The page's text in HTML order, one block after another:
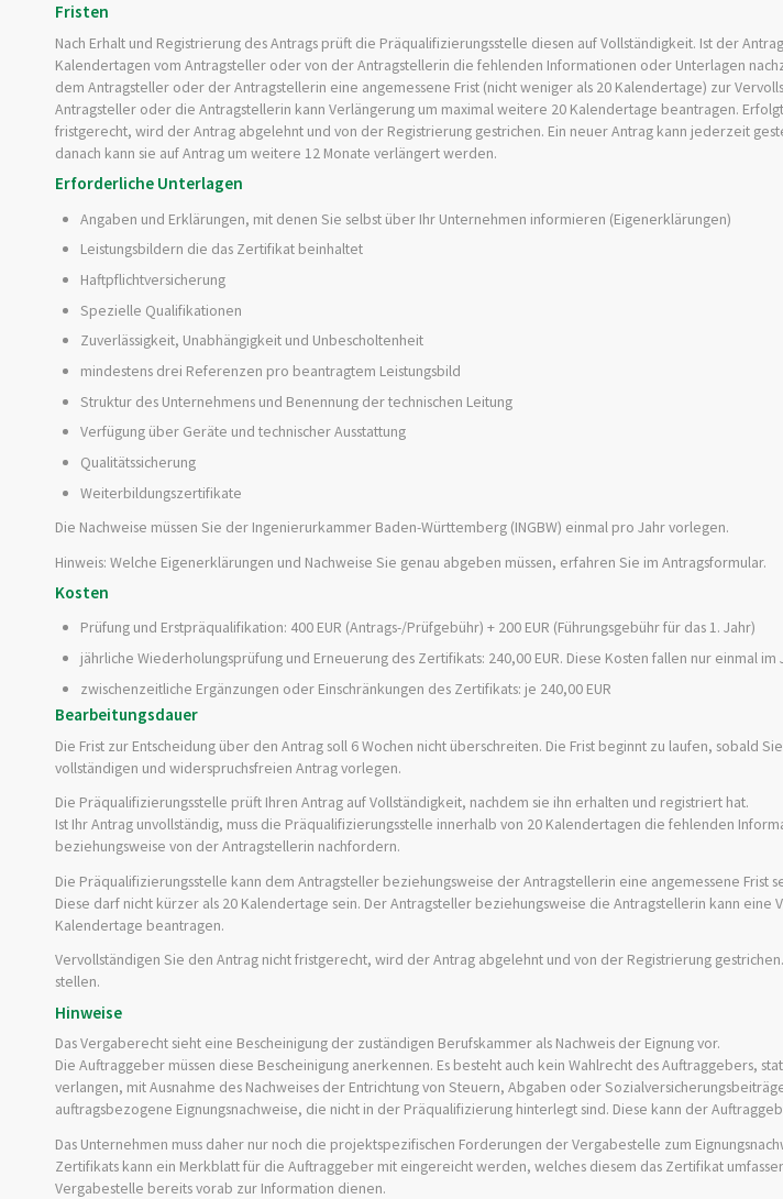
Fristen
Nach Erhalt und Registrierung des Antrags prüft die Präqualifizierungsstelle diesen auf Vollständigkeit. Ist der
Kalendertagen vom Antragsteller oder von der Antragstellerin die fehlenden Informationen oder Unterlagen
dem Antragsteller oder der Antragstellerin eine angemessene Frist (nicht weniger als 20 Kalendertage) zur
Antragsteller oder die Antragstellerin kann Verlängerung um maximal weitere 20 Kalendertage beantragen.
fristgerecht, wird der Antrag abgelehnt und von der Registrierung gestrichen. Ein neuer Antrag kann jederzeit
danach kann sie auf Antrag um weitere 12 Monate verlängert werden.
Erforderliche Unterlagen
Angaben und Erklärungen, mit denen Sie selbst über Ihr Unternehmen informieren (Eigenerklärungen)
Leistungsbildern die das Zertifikat beinhaltet
Haftpflichtversicherung
Spezielle Qualifikationen
Zuverlässigkeit, Unabhängigkeit und Unbescholtenheit
mindestens drei Referenzen pro beantragtem Leistungsbild
Struktur des Unternehmens und Benennung der technischen Leitung
Verfügung über Geräte und technischer Ausstattung
Qualitätssicherung
Weiterbildungszertifikate
Die Nachweise müssen Sie der Ingenierurkammer Baden-Württemberg (INGBW) einmal pro Jahr vorlegen.
Hinweis: Welche Eigenerklärungen und Nachweise Sie genau abgeben müssen, erfahren Sie im Antragsformular.
Kosten
Prüfung und Erstpräqualifikation: 400 EUR (Antrags-/Prüfgebühr) + 200 EUR (Führungsgebühr für das 1. Jahr)
jährliche Wiederholungsprüfung und Erneuerung des Zertifikats: 240,00 EUR. Diese Kosten fallen nur einmal im
zwischenzeitliche Ergänzungen oder Einschränkungen des Zertifikats: je 240,00 EUR
Bearbeitungsdauer
Die Frist zur Entscheidung über den Antrag soll 6 Wochen nicht überschreiten. Die Frist beginnt zu laufen, sobald
vollständigen und widerspruchsfreien Antrag vorlegen.
Die Präqualifizierungsstelle prüft Ihren Antrag auf Vollständigkeit, nachdem sie ihn erhalten und registriert hat.
Ist Ihr Antrag unvollständig, muss die Präqualifizierungsstelle innerhalb von 20 Kalendertagen die fehlenden
beziehungsweise von der Antragstellerin nachfordern.
Die Präqualifizierungsstelle kann dem Antragsteller beziehungsweise der Antragstellerin eine angemessene Frist
Diese darf nicht kürzer als 20 Kalendertage sein. Der Antragsteller beziehungsweise die Antragstellerin kann eine
Kalendertage beantragen.
Vervollständigen Sie den Antrag nicht fristgerecht, wird der Antrag abgelehnt und von der Registrierung
stellen.
Hinweise
Das Vergaberecht sieht eine Bescheinigung der zuständigen Berufskammer als Nachweis der Eignung vor.
Die Auftraggeber müssen diese Bescheinigung anerkennen. Es besteht auch kein Wahlrecht des Auftraggebers,
verlangen, mit Ausnahme des Nachweises der Entrichtung von Steuern, Abgaben oder
auftragsbezogene Eignungsnachweise, die nicht in der Präqualifizierung hinterlegt sind. Diese kann der
Das Unternehmen muss daher nur noch die projektspezifischen Forderungen der Vergabestelle zum
Zertifikats kann ein Merkblatt für die Auftraggeber mit eingereicht werden, welches diesem das Zertifikat
Vergabestelle bereits vorab zur Information dienen.